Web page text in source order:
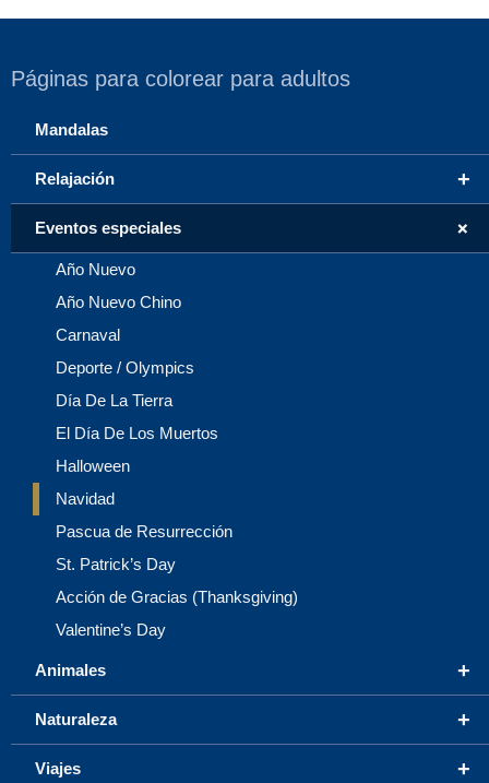
Páginas para colorear para adultos
Mandalas
+
Relajación
+
Eventos especiales
Año Nuevo
Año Nuevo Chino
Carnaval
Deporte / Olympics
Día De La Tierra
El Día De Los Muertos
Halloween
Navidad
Pascua de Resurrección
St. Patrick’s Day
Acción de Gracias (Thanksgiving)
Valentine’s Day
+
Animales
+
Naturaleza
+
Viajes